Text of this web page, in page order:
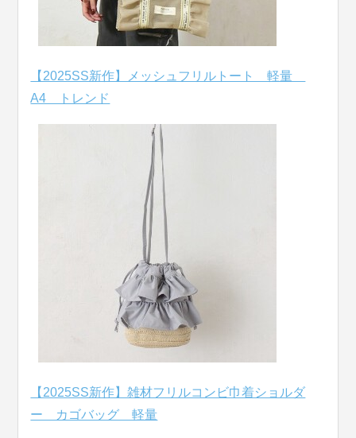
【2025SS新作】メッシュフリルトート 軽量
A4 トレンド
【2025SS新作】雑材フリルコンビ巾着ショルダ
ー カゴバッグ 軽量